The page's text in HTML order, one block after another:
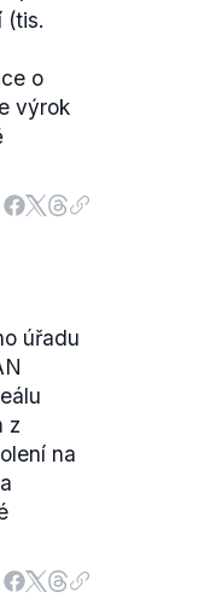
(tis.
o
výrok
úřadu
z
na